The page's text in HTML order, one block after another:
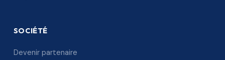
SOCIÉTÉ
Devenir partenaire